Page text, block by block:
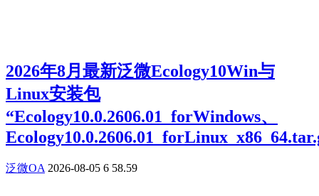
2026年8月最新泛微Ecology10Win与
Linux安装包
“Ecology10.0.2606.01_forWindows、
泛微OA 2026-08-05 6 58.59